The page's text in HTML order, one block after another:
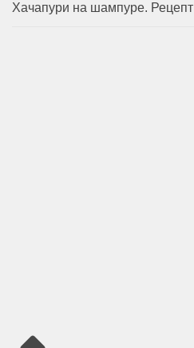
Хачапури на шампуре. Рецепт